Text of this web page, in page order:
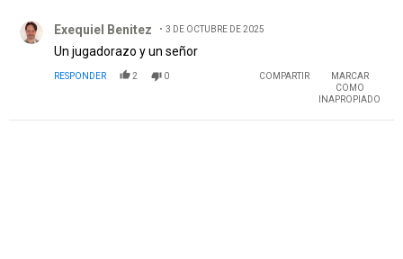
Exequiel Benitez 3 DE OCTUBRE DE 2025
Un jugadorazo y un señor
RESPONDER 2 0 COMPARTIR
MARCAR
COMO
INAPROPIADO